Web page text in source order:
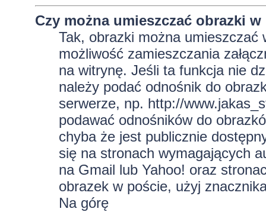
Czy można umieszczać obrazki
Tak, obrazki można umieszczać
możliwość zamieszczania
na witrynę. Jeśli ta funkcja nie
należy podać odnośnik do
serwerze, np. http://
podawać odnośników do
chyba że jest publicznie
się na stronach wymagających
na Gmail lub Yahoo! oraz
obrazek w poście, użyj
Na górę